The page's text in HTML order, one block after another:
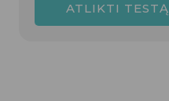
ATLIKTI TESTĄ